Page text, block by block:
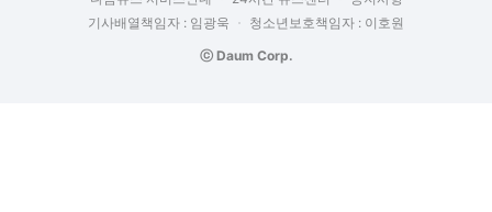
기사배열책임자 : 임광욱
청소년보호책임자 : 이호원
ⓒ Daum Corp.